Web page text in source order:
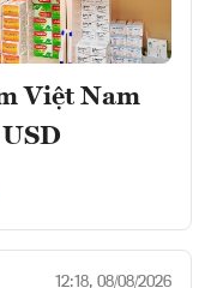
Việt Nam
12:18, 08/08/2026